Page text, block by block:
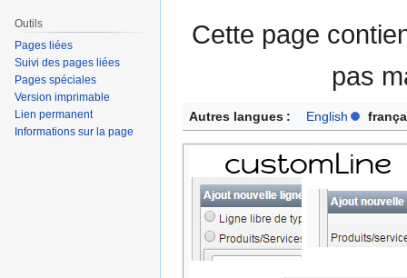
Aller
Aller
Cette page
pas
Autres langues : English
Outils
Pages liées
Suivi des pages liées
Pages spéciales
Version imprimable
Lien permanent
Informations sur la page